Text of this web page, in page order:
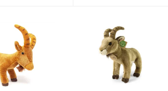
25 cm - Plyšový kozorožec 25 cm -
plyšové hračky